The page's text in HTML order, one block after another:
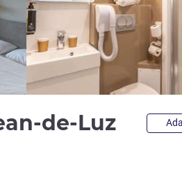
de-Luz 2